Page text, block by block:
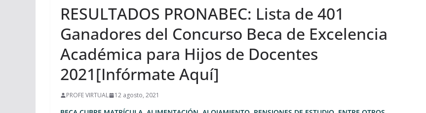
RESULTADOS PRONABEC: Lista de 401
Ganadores del Concurso Beca de Excelencia
Académica para Hijos de Docentes
2021[Infórmate Aquí]
PROFE VIRTUAL 12 agosto, 2021